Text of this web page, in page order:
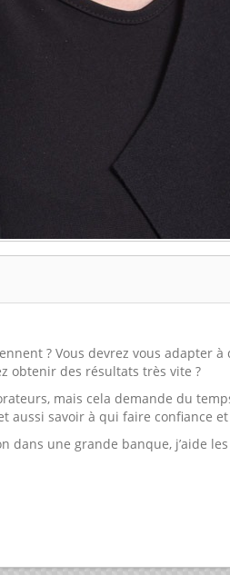
? Vous devrez vous adapter à
obtenir des résultats très vite ?
mais cela demande du
aussi savoir à qui faire confiance
dans une grande banque, j’aide